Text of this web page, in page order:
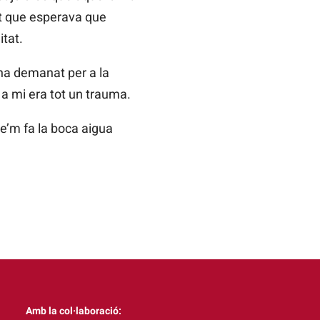
que esperava que
demanat per a la
mi era tot un trauma.
fa la boca aigua
Amb la col·laboració: